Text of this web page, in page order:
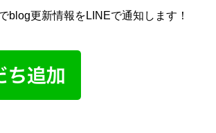
blog更新情報をLINEで通知します！